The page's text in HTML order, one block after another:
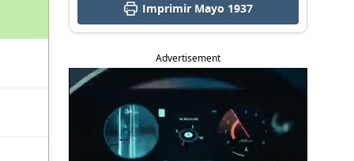
Imprimir Mayo 1937
Advertisement